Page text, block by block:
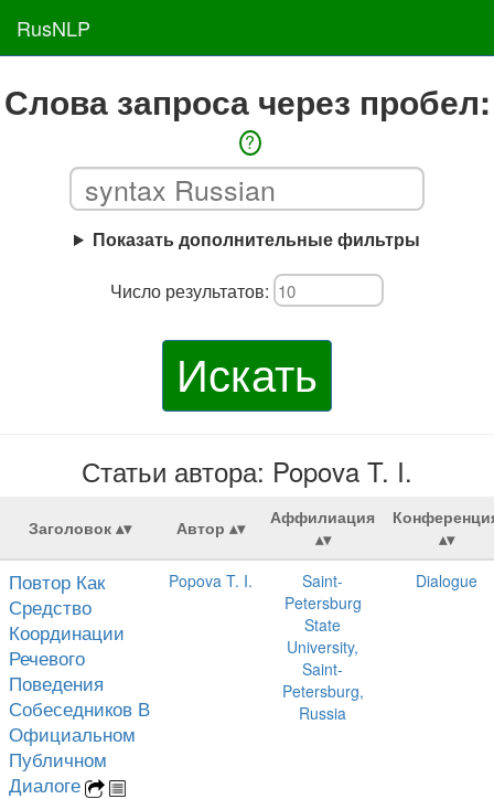
RusNLP
Слова запроса через пробел:
?
Показать дополнительные фильтры
Число результатов:
Искать
Статьи автора: Popova T. I.
Заголовок Автор Аффилиация
Повтор Как
Средство
Координации
Речевого
Поведения
Собеседников В
Официальном
Публичном
Диалоге
Popova T. I.
Saint-
Petersburg
State
University,
Saint-
Petersburg,
Russia
Dialogue